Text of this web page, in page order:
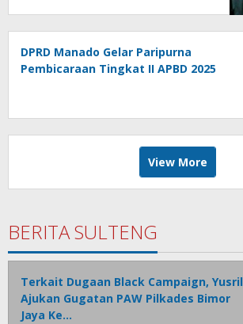
DPRD Manado Gelar Paripurna
Pembicaraan Tingkat II APBD 2025
View More
BERITA SULTENG
Terkait Dugaan Black Campaign, Yusril
Ajukan Gugatan PAW Pilkades Bimor
Jaya Ke…